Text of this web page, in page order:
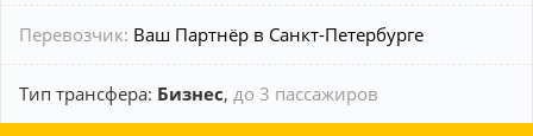
Перевозчик: Ваш Партнёр в Санкт-Петербурге
Тип трансфера: Бизнес, до 3 пассажиров